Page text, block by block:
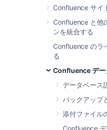
Confluence サイ
Confluence と他
ンを統合する
Confluence のラ
る
Confluence デー
データベース
バックアップ
添付ファイル
Confluence
機能
利用
適用領域
Data
カバレッジ エ
or